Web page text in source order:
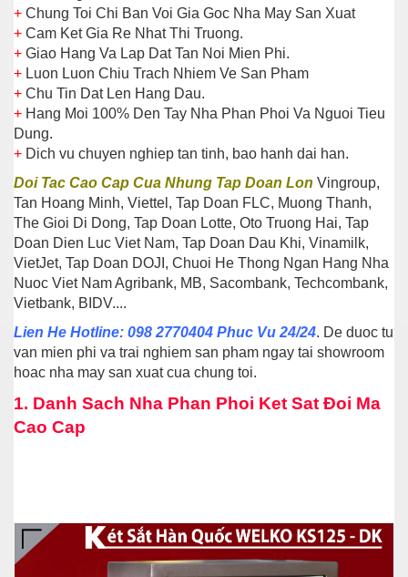
+ Chung Toi Chi Ban Voi Gia Goc Nha May San Xuat
+ Cam Ket Gia Re Nhat Thi Truong.
+ Giao Hang Va Lap Dat Tan Noi Mien Phi.
+ Luon Luon Chiu Trach Nhiem Ve San Pham
+ Chu Tin Dat Len Hang Dau.
+ Hang Moi 100% Den Tay Nha Phan Phoi Va Nguoi Tieu
Dung.
+ Dich vu chuyen nghiep tan tinh, bao hanh dai han.
Doi Tac Cao Cap Cua Nhung Tap Doan Lon Vingroup,
Tan Hoang Minh, Viettel, Tap Doan FLC, Muong Thanh,
The Gioi Di Dong, Tap Doan Lotte, Oto Truong Hai, Tap
Doan Dien Luc Viet Nam, Tap Doan Dau Khi, Vinamilk,
VietJet, Tap Doan DOJI, Chuoi He Thong Ngan Hang Nha
Nuoc Viet Nam Agribank, MB, Sacombank, Techcombank,
Vietbank, BIDV....
Lien He Hotline: 098 2770404 Phuc Vu 24/24. De duoc tu
van mien phi va trai nghiem san pham ngay tai showroom
hoac nha may san xuat cua chung toi.
1. Danh Sach Nha Phan Phoi Ket Sat Đoi Ma
Cao Cap